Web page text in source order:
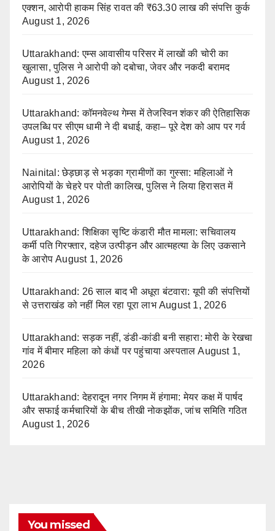
एक्शन, आरोपी हाकम सिंह रावत की ₹63.30 लाख की संपत्ति कुर्क
August 1, 2026
Uttarakhand: एम्स आवासीय परिसर में लाखों की चोरी का
खुलासा, पुलिस ने आरोपी को दबोचा, जेवर और नकदी बरामद
August 1, 2026
Uttarakhand: कॉमनवेल्थ गेम्स में तेजस्विन शंकर की ऐतिहासिक
उपलब्धि पर सीएम धामी ने दी बधाई, कहा– पूरे देश को आप पर गर्व
August 1, 2026
Nainital: छेड़छाड़ से भड़का ग्रामीणों का गुस्सा: महिलाओं ने
आरोपियों के चेहरे पर पोती कालिख, पुलिस ने लिया हिरासत में
August 1, 2026
Uttarakhand: शिक्षिका सृष्टि कंडारी मौत मामला: सचिवालय
कर्मी पति गिरफ्तार, दहेज उत्पीड़न और आत्महत्या के लिए उकसाने
के आरोप August 1, 2026
Uttarakhand: 26 साल बाद भी अधूरा बंटवारा: यूपी की संपत्तियों
से उत्तराखंड को नहीं मिल रहा पूरा लाभ August 1, 2026
Uttarakhand: सड़क नहीं, डंडी-कांडी बनी सहारा: मोरी के रेखचा
गांव में बीमार महिला को कंधों पर पहुंचाया अस्पताल August 1,
2026
Uttarakhand: देहरादून नगर निगम में हंगामा: मेयर कक्ष में पार्षद
और सफाई कर्मचारियों के बीच तीखी नोकझोंक, जांच समिति गठित
August 1, 2026
You missed